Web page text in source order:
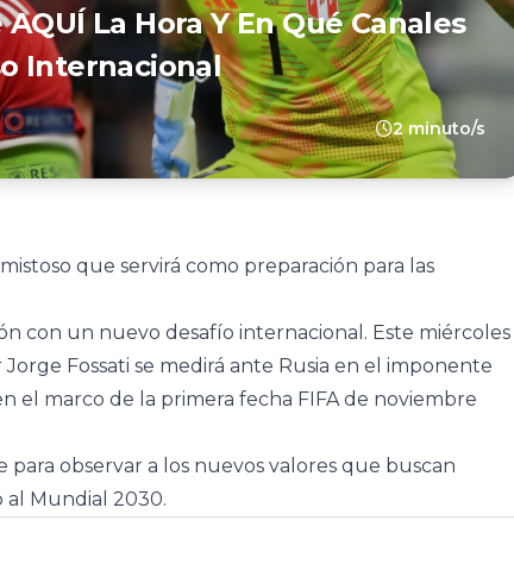
La Hora Y En Qué Canales
Internacional
2 minuto/s
que servirá como preparación para las
con un nuevo desafío internacional. Este miércoles
Fossati se medirá ante Rusia en el imponente
el marco de la primera fecha FIFA de noviembre
observar a los nuevos valores que buscan
Mundial 2030.